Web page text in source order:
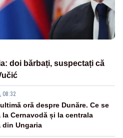
doi bărbați, suspectați că
08:32
oră despre Dunăre. Ce se
la Cernavodă și la centrala
din Ungaria